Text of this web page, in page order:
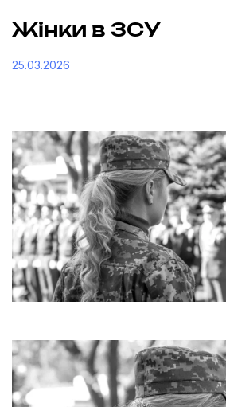
Жінки в ЗСУ
25.03.2026